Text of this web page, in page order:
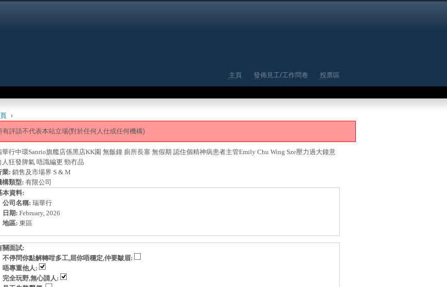
主頁 發佈見工/工作問卷 投票區
›
有評語不代表本站立場(對於任何人仕或任何機構)
華行中環Sanrio旗艦店係黑店KK園 無飯鐘 廁所長塞 無假期 認住個精神病患者主管Emily Chu Wing Sze壓力過大鐘意
人狂發脾氣 唔識編更 勁冇品
業: 銷售及市場界 S & M
構類型: 有限公司
本資料:
公司名稱: 瑞華行
日期: February, 2026
地區: 東區
關面試:
不停問你點解轉咁多工,屈你唔穩定,仲要皺眉:
唔專重他人:
完全玩野,無心請人: